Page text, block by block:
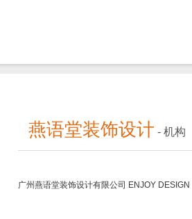
燕语堂装饰设计 - 机构
广州燕语堂装饰设计有限公司 ENJOY DESIGN